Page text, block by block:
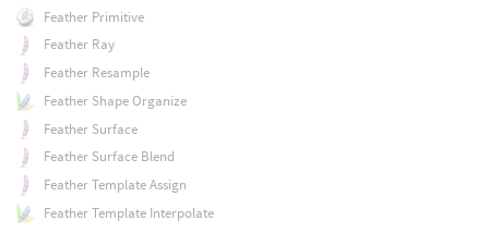
Feather Primitive
Feather Ray
Feather Resample
Feather Shape Organize
Feather Surface
Feather Surface Blend
Feather Template Assign
Feather Template Interpolate